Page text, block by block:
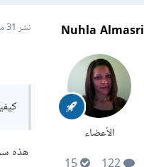
Nuhla Almasri
الأعضاء
نشر 31 مايو 2021
هذه